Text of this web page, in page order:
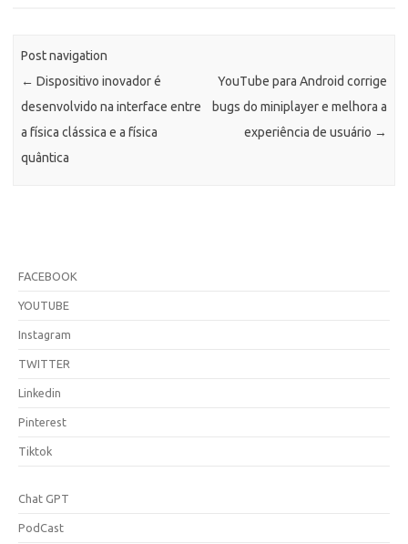
Post navigation
← Dispositivo inovador é
desenvolvido na interface entre
a física clássica e a física
quântica
YouTube para Android corrige
bugs do miniplayer e melhora a
experiência de usuário →
FACEBOOK
YOUTUBE
Instagram
TWITTER
Linkedin
Pinterest
Tiktok
Chat GPT
PodCast